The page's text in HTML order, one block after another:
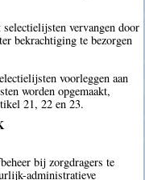
vervangen door
bekrachtiging te bezorgen
voorleggen aan
worden opgemaakt,
21, 22 en 23.
bij zorgdragers te
administratieve